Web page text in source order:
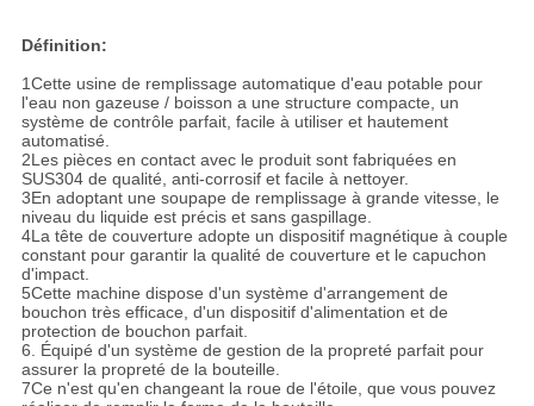
Définition:
1Cette usine de remplissage automatique d'eau potable pour
l'eau non gazeuse / boisson a une structure compacte, un
système de contrôle parfait, facile à utiliser et hautement
automatisé.
2Les pièces en contact avec le produit sont fabriquées en
SUS304 de qualité, anti-corrosif et facile à nettoyer.
3En adoptant une soupape de remplissage à grande vitesse, le
niveau du liquide est précis et sans gaspillage.
4La tête de couverture adopte un dispositif magnétique à couple
constant pour garantir la qualité de couverture et le capuchon
d'impact.
5Cette machine dispose d'un système d'arrangement de
bouchon très efficace, d'un dispositif d'alimentation et de
protection de bouchon parfait.
6. Équipé d'un système de gestion de la propreté parfait pour
assurer la propreté de la bouteille.
7Ce n'est qu'en changeant la roue de l'étoile, que vous pouvez